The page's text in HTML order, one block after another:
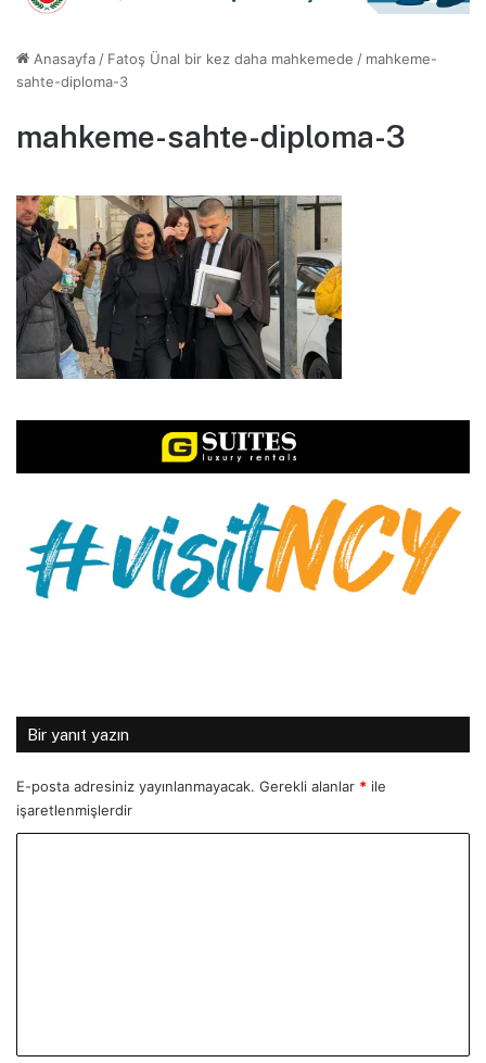
Anasayfa / Fatoş Ünal bir kez daha mahkemede / mahkeme-
sahte-diploma-3
mahkeme-sahte-diploma-3
Bir yanıt yazın
E-posta adresiniz yayınlanmayacak. Gerekli alanlar * ile
işaretlenmişlerdir